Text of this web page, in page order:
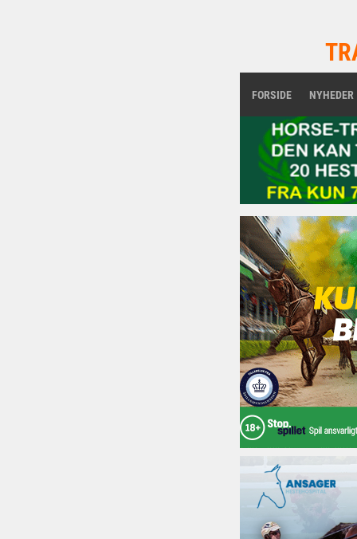
FORSIDE NYHEDER